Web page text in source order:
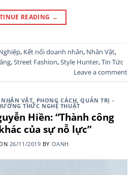
READING →
, Kết nối doanh nhân, Nhân Vật,
,Street Fashion,Style Hunter,Tin Tức
Leave a comment
NHÂN VẬT, PHONG CÁCH ,QUẢN TRỊ -
THỨC NGHỆ THUẬT
Hiền: “Thành công
của sự nỗ lực”
26/11/2019 BY OANH